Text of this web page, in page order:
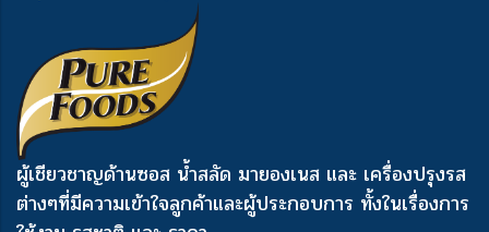
ผู้เชียวชาญด้านซอส น้ำสลัด มายองเนส และ เครื่องปรุงรส
ต่างๆที่มีความเข้าใจลูกค้าและผู้ประกอบการ ทั้งในเรื่องการ